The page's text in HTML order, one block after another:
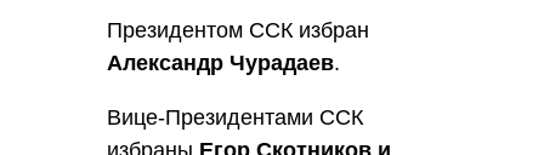
Президентом ССК избран
Александр Чурадаев.
Вице-Президентами ССК
избраны Егор Скотников и